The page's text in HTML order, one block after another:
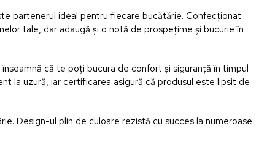
partenerul ideal pentru fiecare bucătărie. Confecționat
tale, dar adaugă și o notă de prospețime și bucurie în
că te poți bucura de confort și siguranță în timpul
la uzură, iar certificarea asigură că produsul este lipsit de
Design-ul plin de culoare rezistă cu succes la numeroase